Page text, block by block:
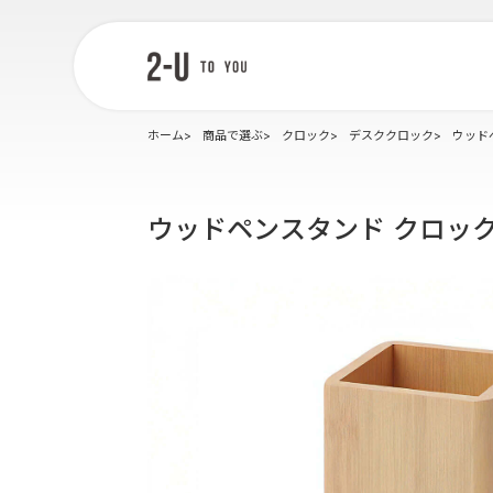
ホーム 商品で選ぶ クロック デスククロック ウッド
ウッドペンスタンド クロッ